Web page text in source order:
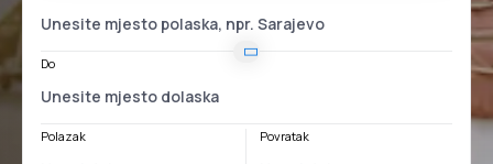
Do
Polazak Povratak